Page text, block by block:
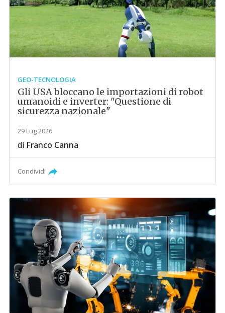
GEO-TECNOLOGIA
Gli USA bloccano le importazioni di robot
umanoidi e inverter: "Questione di
sicurezza nazionale"
29 Lug 2026
di Franco Canna
Condividi